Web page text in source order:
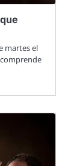
martes el